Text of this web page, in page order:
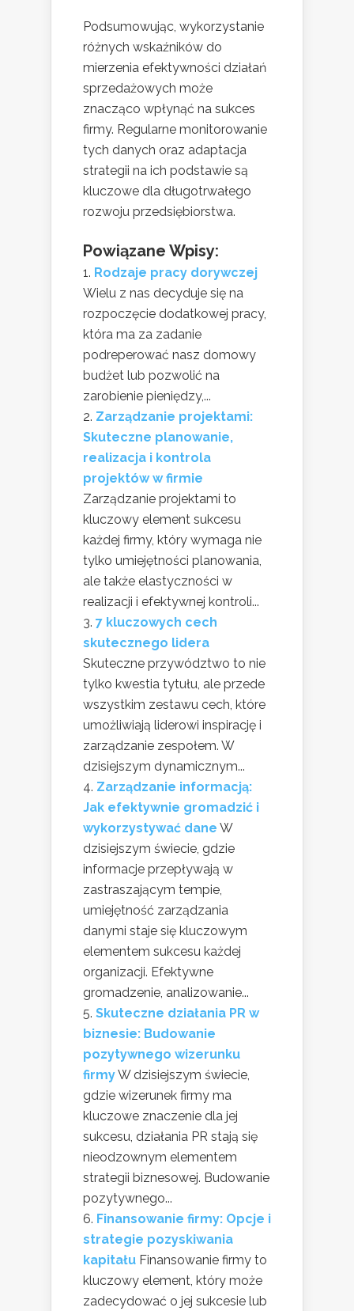
Podsumowując, wykorzystanie
różnych wskaźników do
mierzenia efektywności działań
sprzedażowych może
znacząco wpłynąć na sukces
firmy. Regularne monitorowanie
tych danych oraz adaptacja
strategii na ich podstawie są
kluczowe dla długotrwałego
rozwoju przedsiębiorstwa.
Powiązane Wpisy:
Rodzaje pracy dorywczej
Wielu z nas decyduje się na
rozpoczęcie dodatkowej pracy,
która ma za zadanie
podreperować nasz domowy
budżet lub pozwolić na
zarobienie pieniędzy,...
Zarządzanie projektami:
Skuteczne planowanie,
realizacja i kontrola
projektów w firmie
Zarządzanie projektami to
kluczowy element sukcesu
każdej firmy, który wymaga nie
tylko umiejętności planowania,
ale także elastyczności w
realizacji i efektywnej kontroli...
7 kluczowych cech
skutecznego lidera
Skuteczne przywództwo to nie
tylko kwestia tytułu, ale przede
wszystkim zestawu cech, które
umożliwiają liderowi inspirację i
zarządzanie zespołem. W
dzisiejszym dynamicznym...
Zarządzanie informacją:
Jak efektywnie gromadzić i
wykorzystywać dane W
dzisiejszym świecie, gdzie
informacje przepływają w
zastraszającym tempie,
umiejętność zarządzania
danymi staje się kluczowym
elementem sukcesu każdej
organizacji. Efektywne
gromadzenie, analizowanie...
Skuteczne działania PR w
biznesie: Budowanie
pozytywnego wizerunku
firmyW dzisiejszym świecie,
gdzie wizerunek firmy ma
kluczowe znaczenie dla jej
sukcesu, działania PR stają się
nieodzownym elementem
strategii biznesowej. Budowanie
pozytywnego...
Finansowanie firmy: Opcje i
strategie pozyskiwania
kapitału Finansowanie firmy to
kluczowy element, który może
zadecydować o jej sukcesie lub